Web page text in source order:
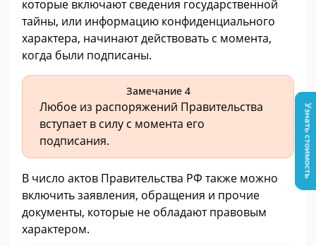
которые включают сведения государственной
тайны, или информацию конфиденциального
характера, начинают действовать с момента,
когда были подписаны.
Замечание 4
Любое из распоряжений Правительства
вступает в силу с момента его
подписания.
В число актов Правительства РФ также можно
включить заявления, обращения и прочие
документы, которые не обладают правовым
характером.
Узнать стоимость